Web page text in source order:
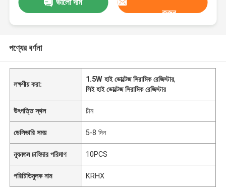
করুন
পণ্যের বর্ণনা
লক্ষণীয় করা:
1.5W হাই ভোল্টেজ সিরামিক রেজিস্টার,
সিই হাই ভোল্টেজ সিরামিক রেজিস্টার
উৎপত্তি স্থল চীন
ডেলিভারি সময় 5-8 দিন
ন্যূনতম চাহিদার পরিমাণ 10PCS
পরিচিতিমুলক নাম KRHX